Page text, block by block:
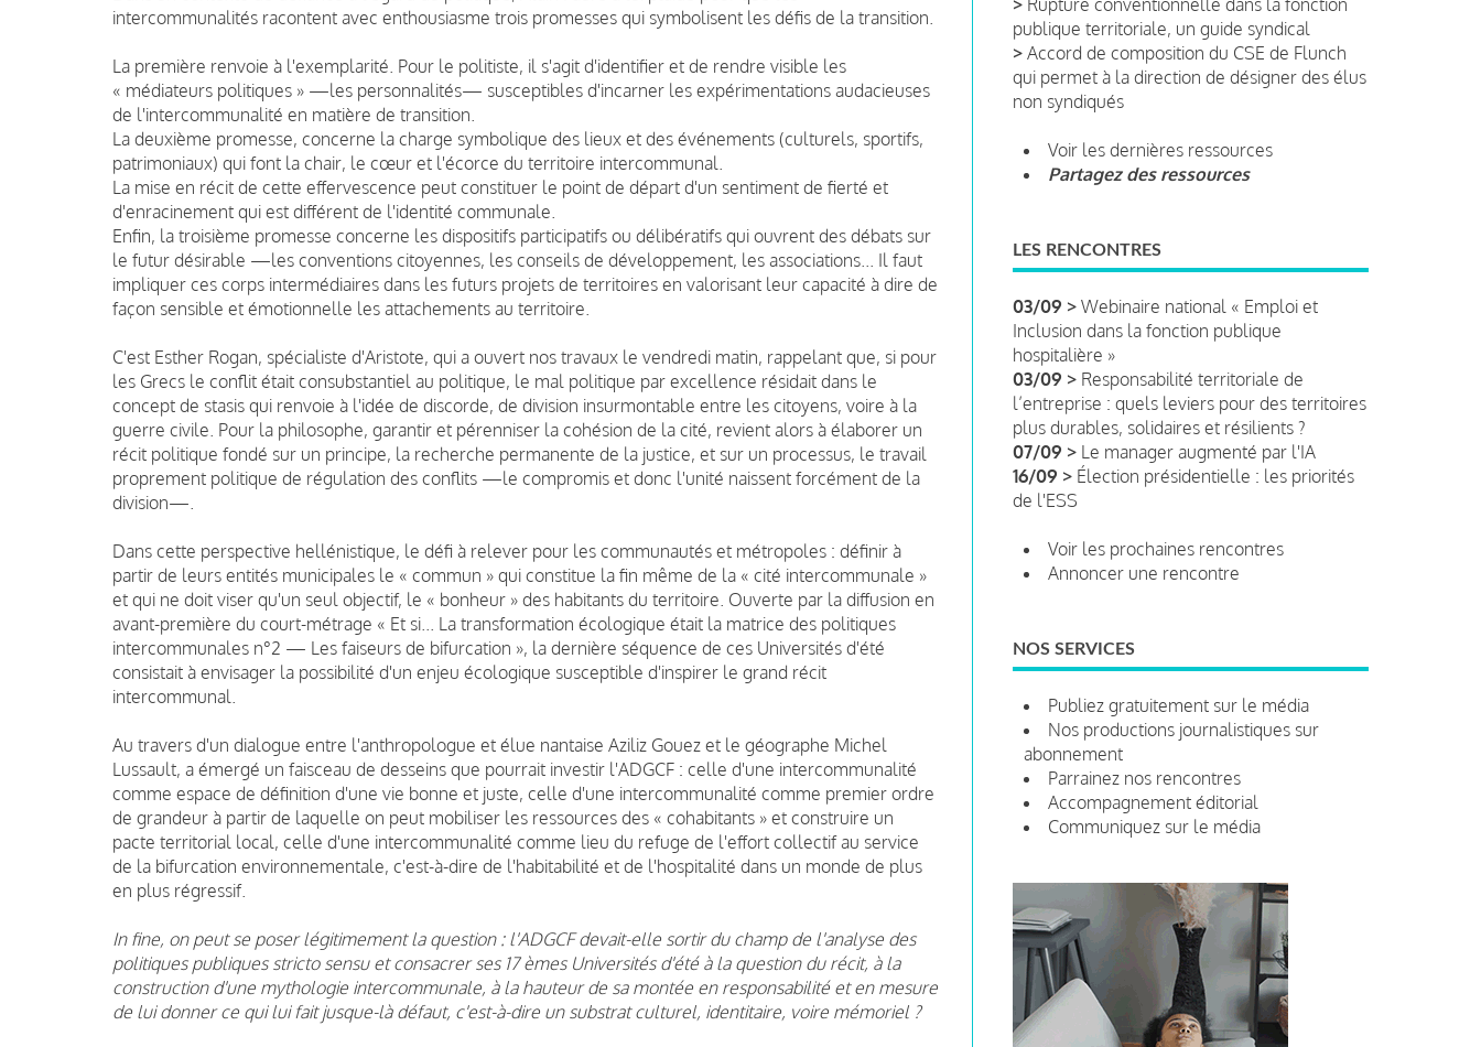
intercommunalités racontent avec enthousiasme trois promesses qui symbolisent les défis de la transition.
La première renvoie à l'exemplarité. Pour le politiste, il s'agit d'identifier et de rendre visible les
« médiateurs politiques » —les personnalités— susceptibles d'incarner les expérimentations audacieuses
de l'intercommunalité en matière de transition.
La deuxième promesse, concerne la charge symbolique des lieux et des événements (culturels, sportifs,
patrimoniaux) qui font la chair, le cœur et l'écorce du territoire intercommunal.
La mise en récit de cette effervescence peut constituer le point de départ d'un sentiment de fierté et
d'enracinement qui est différent de l'identité communale.
Enfin, la troisième promesse concerne les dispositifs participatifs ou délibératifs qui ouvrent des débats sur
le futur désirable —les conventions citoyennes, les conseils de développement, les associations... Il faut
impliquer ces corps intermédiaires dans les futurs projets de territoires en valorisant leur capacité à dire de
façon sensible et émotionnelle les attachements au territoire.
C'est Esther Rogan, spécialiste d'Aristote, qui a ouvert nos travaux le vendredi matin, rappelant que, si pour
les Grecs le conflit était consubstantiel au politique, le mal politique par excellence résidait dans le
concept de stasis qui renvoie à l'idée de discorde, de division insurmontable entre les citoyens, voire à la
guerre civile. Pour la philosophe, garantir et pérenniser la cohésion de la cité, revient alors à élaborer un
récit politique fondé sur un principe, la recherche permanente de la justice, et sur un processus, le travail
proprement politique de régulation des conflits —le compromis et donc l'unité naissent forcément de la
division—.
Dans cette perspective hellénistique, le défi à relever pour les communautés et métropoles : définir à
partir de leurs entités municipales le « commun » qui constitue la fin même de la « cité intercommunale »
et qui ne doit viser qu'un seul objectif, le « bonheur » des habitants du territoire. Ouverte par la diffusion en
avant-première du court-métrage « Et si... La transformation écologique était la matrice des politiques
intercommunales n°2 — Les faiseurs de bifurcation », la dernière séquence de ces Universités d'été
consistait à envisager la possibilité d'un enjeu écologique susceptible d'inspirer le grand récit
intercommunal.
Au travers d'un dialogue entre l'anthropologue et élue nantaise Aziliz Gouez et le géographe Michel
Lussault, a émergé un faisceau de desseins que pourrait investir l'ADGCF : celle d'une intercommunalité
comme espace de définition d'une vie bonne et juste, celle d'une intercommunalité comme premier ordre
de grandeur à partir de laquelle on peut mobiliser les ressources des « cohabitants » et construire un
pacte territorial local, celle d'une intercommunalité comme lieu du refuge de l'effort collectif au service
de la bifurcation environnementale, c'est-à-dire de l'habitabilité et de l'hospitalité dans un monde de plus
en plus régressif.
In fine, on peut se poser légitimement la question : l'ADGCF devait-elle sortir du champ de l'analyse des
politiques publiques stricto sensu et consacrer ses 17 èmes Universités d'été à la question du récit, à la
construction d'une mythologie intercommunale, à la hauteur de sa montée en responsabilité et en mesure
de lui donner ce qui lui fait jusque-là défaut, c'est-à-dire un substrat culturel, identitaire, voire mémoriel ?
publique territoriale, un guide syndical
> Accord de composition du CSE de Flunch
qui permet à la direction de désigner des élus
non syndiqués
Voir les dernières ressources
Partagez des ressources
LES RENCONTRES
03/09 > Webinaire national « Emploi et
Inclusion dans la fonction publique
hospitalière »
03/09 > Responsabilité territoriale de
l’entreprise : quels leviers pour des territoires
plus durables, solidaires et résilients ?
07/09 > Le manager augmenté par l'IA
16/09 > Élection présidentielle : les priorités
de l'ESS
Voir les prochaines rencontres
Annoncer une rencontre
NOS SERVICES
Publiez gratuitement sur le média
Nos productions journalistiques sur
abonnement
Parrainez nos rencontres
Accompagnement éditorial
Communiquez sur le média